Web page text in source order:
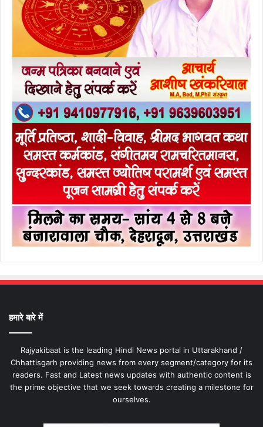
हमारे बारे में
Rajyakibaat is the leading Hindi News portal in Uttarakhand /
Chhattisgarh providing news from every segment/category for its
readers. Fast and Latest news updates with authentic content is
the prime objective that we seek towards creating a milestone for
ourselves.